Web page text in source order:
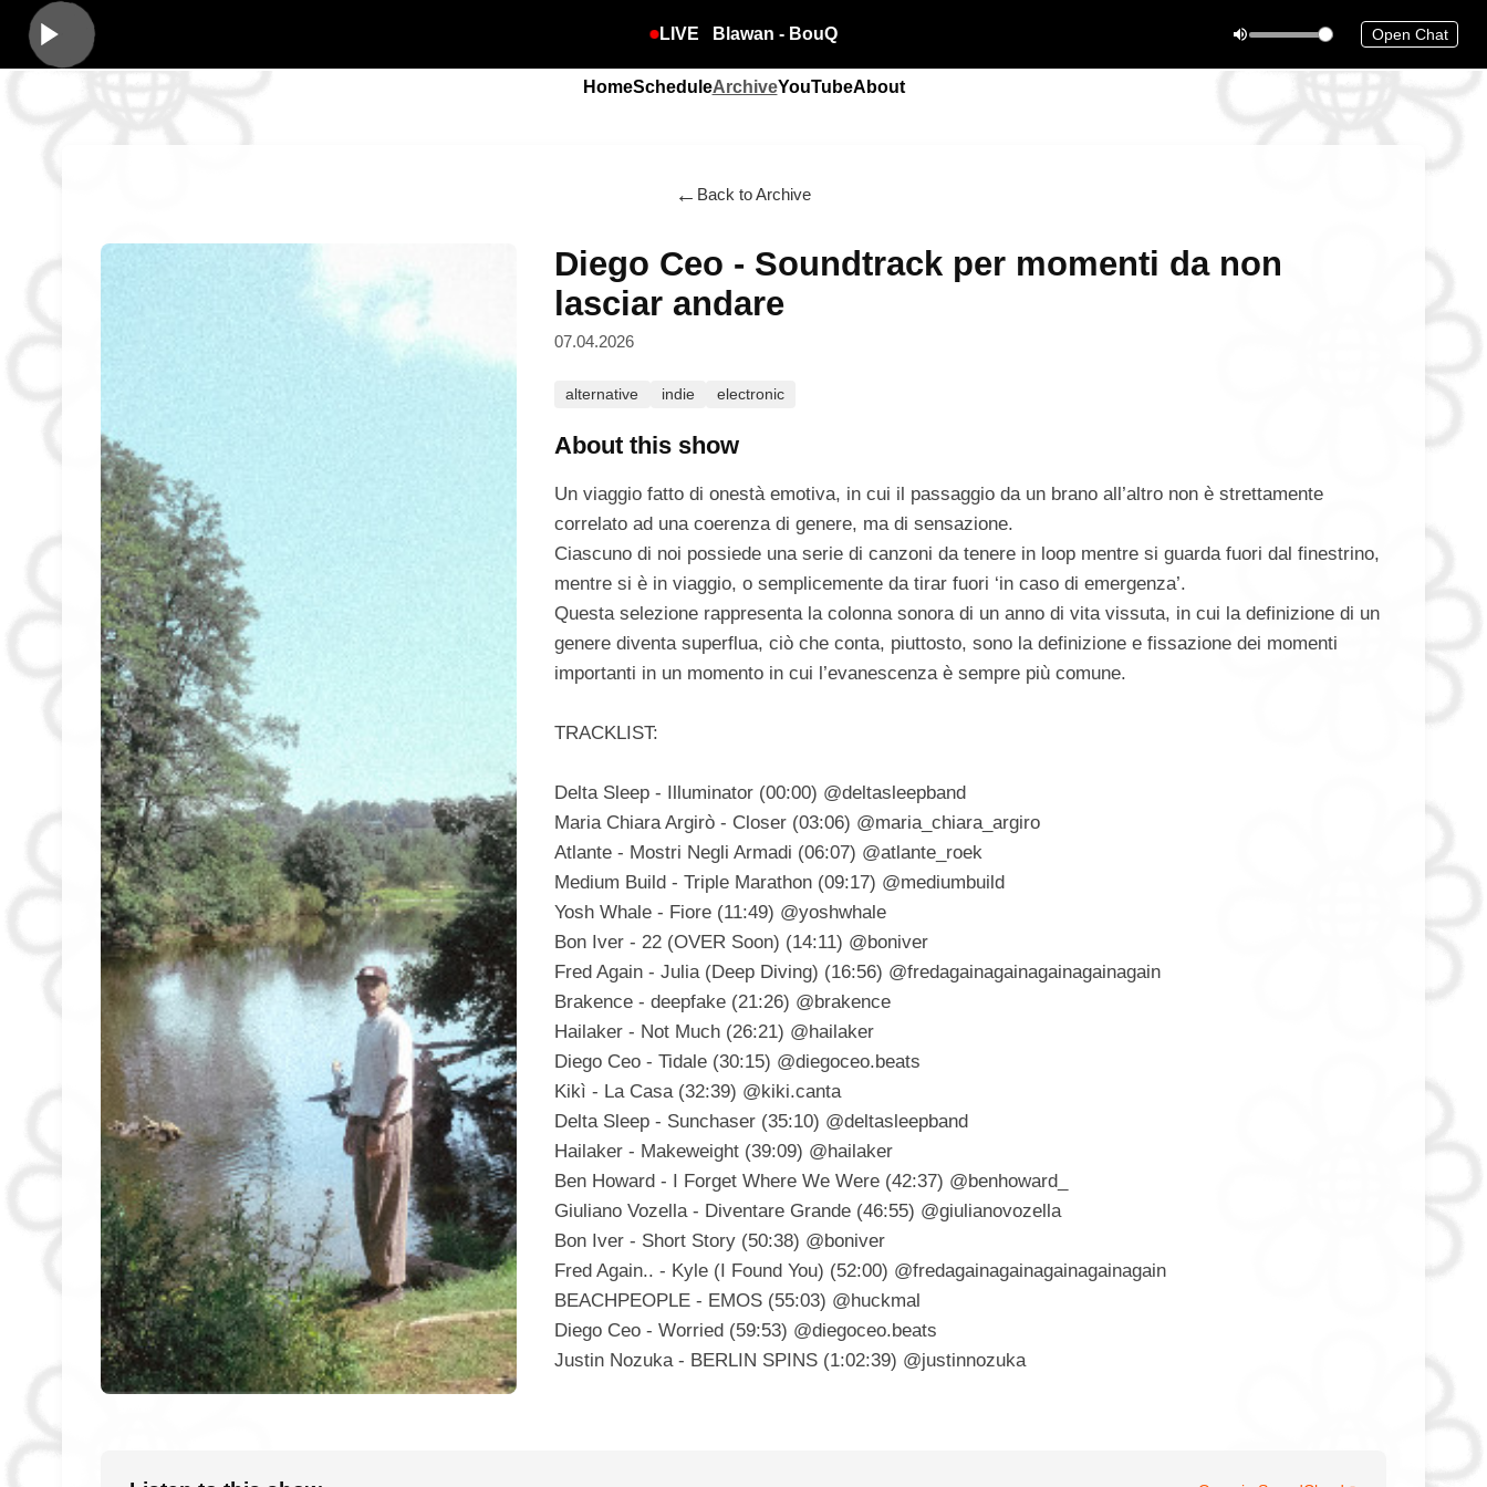
Open Chat
LIVE Blawan - BouQ
HomeScheduleArchiveYouTubeAbout
← Back to Archive
Diego Ceo - Soundtrack per momenti da non
lasciar andare
07.04.2026
alternative indie electronic
About this show
Un viaggio fatto di onestà emotiva, in cui il passaggio da un brano all’altro non è strettamente
correlato ad una coerenza di genere, ma di sensazione.
Ciascuno di noi possiede una serie di canzoni da tenere in loop mentre si guarda fuori dal finestrino,
mentre si è in viaggio, o semplicemente da tirar fuori ‘in caso di emergenza’.
Questa selezione rappresenta la colonna sonora di un anno di vita vissuta, in cui la definizione di un
genere diventa superflua, ciò che conta, piuttosto, sono la definizione e fissazione dei momenti
importanti in un momento in cui l’evanescenza è sempre più comune.
TRACKLIST:
Delta Sleep - Illuminator (00:00) @deltasleepband
Maria Chiara Argirò - Closer (03:06) @maria_chiara_argiro
Atlante - Mostri Negli Armadi (06:07) @atlante_roek
Medium Build - Triple Marathon (09:17) @mediumbuild
Yosh Whale - Fiore (11:49) @yoshwhale
Bon Iver - 22 (OVER Soon) (14:11) @boniver
Fred Again - Julia (Deep Diving) (16:56) @fredagainagainagainagainagain
Brakence - deepfake (21:26) @brakence
Hailaker - Not Much (26:21) @hailaker
Diego Ceo - Tidale (30:15) @diegoceo.beats
Kikì - La Casa (32:39) @kiki.canta
Delta Sleep - Sunchaser (35:10) @deltasleepband
Hailaker - Makeweight (39:09) @hailaker
Ben Howard - I Forget Where We Were (42:37) @benhoward_
Giuliano Vozella - Diventare Grande (46:55) @giulianovozella
Bon Iver - Short Story (50:38) @boniver
Fred Again.. - Kyle (I Found You) (52:00) @fredagainagainagainagainagain
BEACHPEOPLE - EMOS (55:03) @huckmal
Diego Ceo - Worried (59:53) @diegoceo.beats
Justin Nozuka - BERLIN SPINS (1:02:39) @justinnozuka